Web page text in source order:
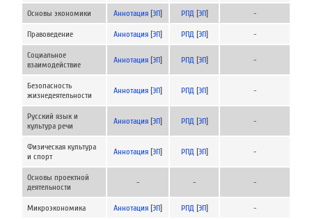
Основы экономики Аннотация [ЭП] РПД [ЭП] -
Правоведение Аннотация [ЭП] РПД [ЭП] -
Социальное
взаимодействие
Аннотация [ЭП] РПД [ЭП] -
Безопасность
жизнедеятельности
Аннотация [ЭП] РПД [ЭП] -
Русский язык и
культура речи
Аннотация [ЭП] РПД [ЭП] -
Физическая культура
и спорт
Аннотация [ЭП] РПД [ЭП] -
Основы проектной
деятельности
- - -
Микроэкономика Аннотация [ЭП] РПД [ЭП] -